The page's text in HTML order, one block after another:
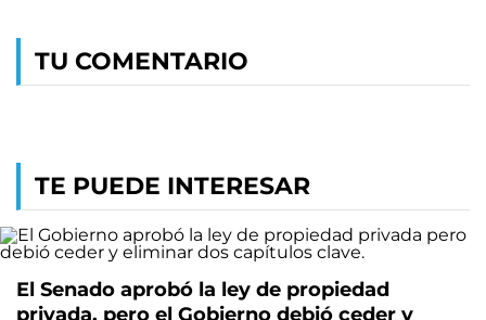
TU COMENTARIO
TE PUEDE INTERESAR
El Senado aprobó la ley de propiedad
privada, pero el Gobierno debió ceder y